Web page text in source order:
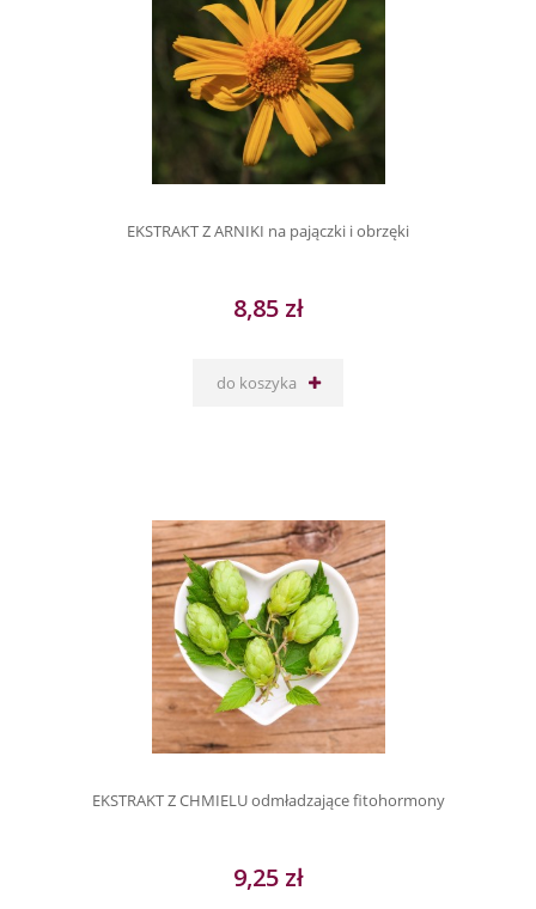
EKSTRAKT Z ARNIKI na pajączki i obrzęki
8,85 zł
do koszyka
EKSTRAKT Z CHMIELU odmładzające fitohormony
9,25 zł